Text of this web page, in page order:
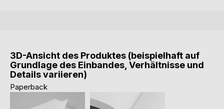
3D-Ansicht des Produktes (beispielhaft auf
Grundlage des Einbandes, Verhältnisse und
Details variieren)
Paperback